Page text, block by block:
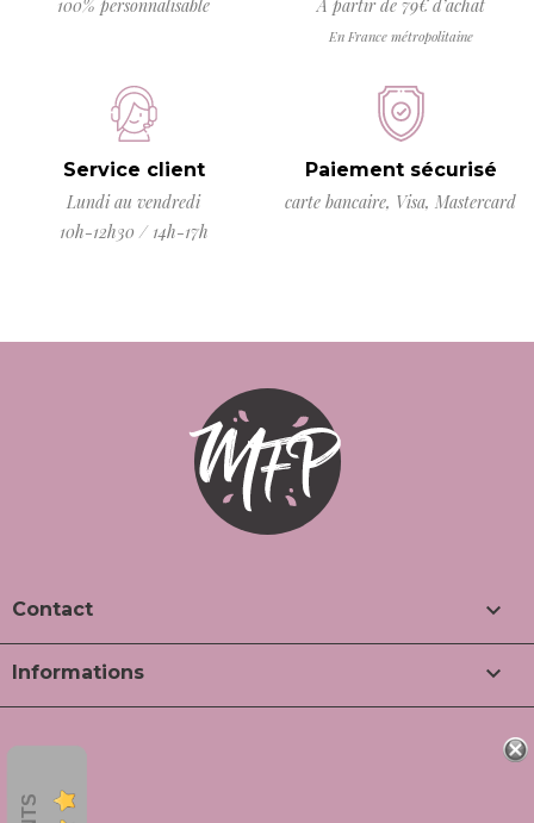
100% personnalisable
À partir de 79€ d’achat
En France métropolitaine
Service client
Lundi au vendredi
10h-12h30 / 14h-17h
Paiement sécurisé
carte bancaire, Visa, Mastercard
Contact 
Informations 